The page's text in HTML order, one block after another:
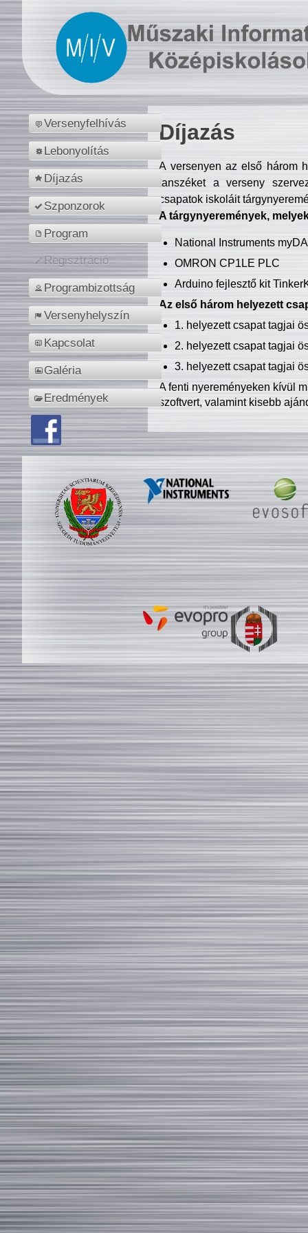
Versenyfelhívás
Lebonyolítás
Díjazás
Szponzorok
Program
Regisztráció
Programbizottság
Versenyhelyszín
Kapcsolat
Galéria
Eredmények
Díjazás
A versenyen az első három
tanszéket a verseny
csapatok iskoláit
A tárgynyeremények,
National Instruments
OMRON CP1LE PLC
Arduino fejlesztő kit
Az első három helyezett
1. helyezett csapat tagjai
2. helyezett csapat tagjai
3. helyezett csapat tagjai
A fenti nyereményeken kívül
szoftvert, valamint kisebb